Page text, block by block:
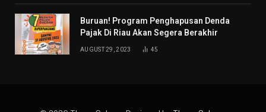
Buruan! Program Penghapusan Denda
Pajak Di Riau Akan Segera Berakhir
AUGUST 29, 2023 45